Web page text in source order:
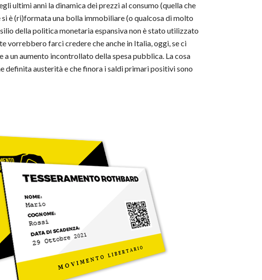
ultimi anni la dinamica dei prezzi al consumo (quella che
è (ri)formata una bolla immobiliare (o qualcosa di molto
della politica monetaria espansiva non è stato utilizzato
vorrebbero farci credere che anche in Italia, oggi, se ci
a un aumento incontrollato della spesa pubblica. La cosa
definita austerità e che finora i saldi primari positivi sono